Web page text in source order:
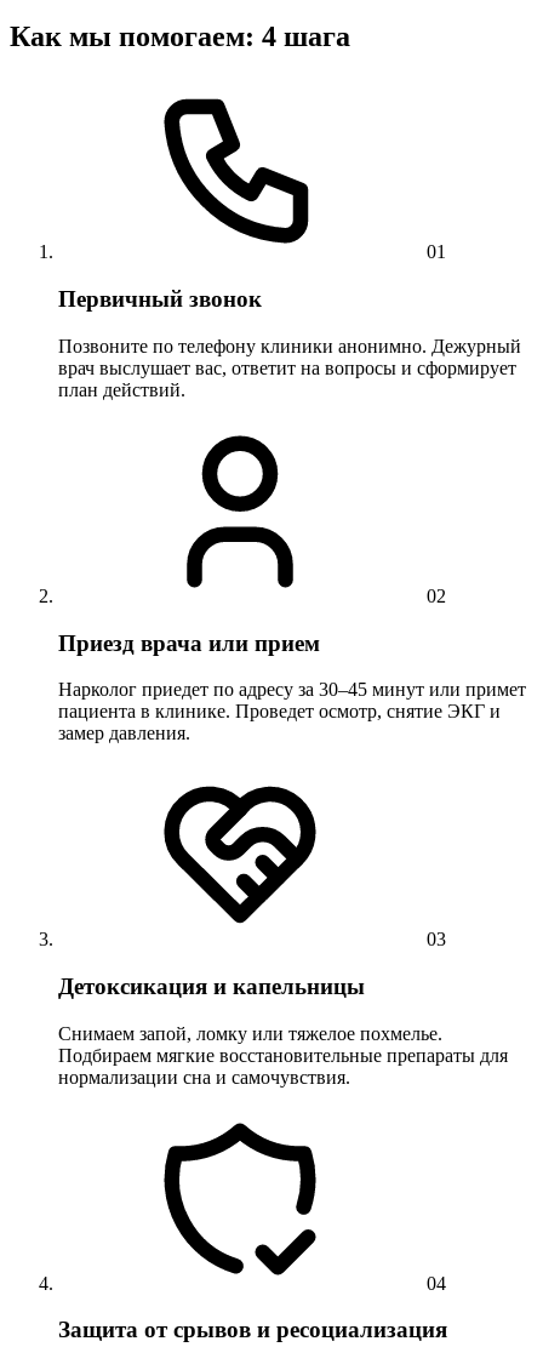
Как мы помогаем: 4 шага
01
Первичный звонок
Позвоните по телефону клиники анонимно. Дежурный
врач выслушает вас, ответит на вопросы и сформирует
план действий.
02
Приезд врача или прием
Нарколог приедет по адресу за 30–45 минут или примет
пациента в клинике. Проведет осмотр, снятие ЭКГ и
замер давления.
03
Детоксикация и капельницы
Снимаем запой, ломку или тяжелое похмелье.
Подбираем мягкие восстановительные препараты для
нормализации сна и самочувствия.
04
Защита от срывов и ресоциализация